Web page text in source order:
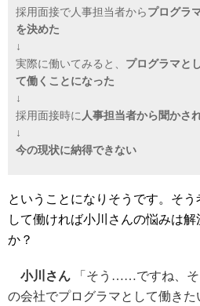
採用面接で人事担当者から プログラ
を決めた
↓
実際に働いてみると、 プログラマと
て働くことになった
↓
採用面接時に 人事担当者から聞かさ
↓
今の現状に納得できない
ということになりそうです。そ
して働ければ小川さんの悩みは
か？
小川さん 「そう……ですね、そ
の会社でプログラマとして働きた